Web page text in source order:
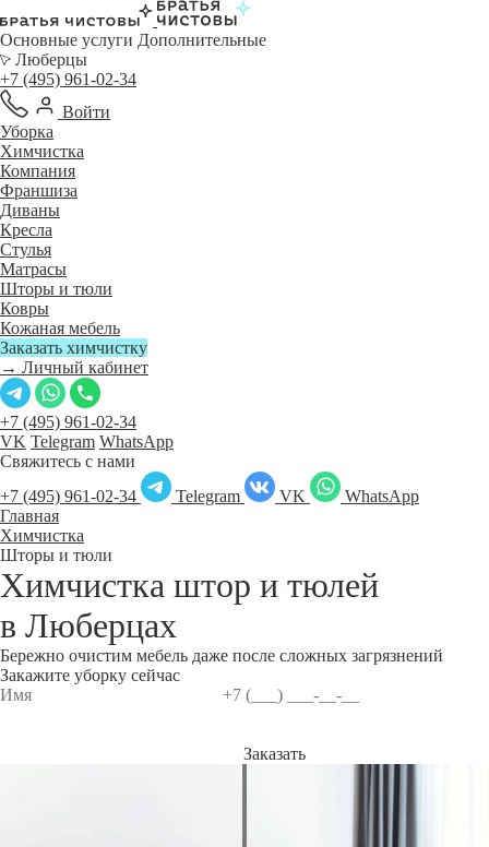
Основные услуги Дополнительные
Люберцы
+7 (495) 961-02-34
Войти
Уборка
Химчистка
Компания
Франшиза
Диваны
Кресла
Стулья
Матрасы
Шторы и тюли
Ковры
Кожаная мебель
Заказать химчистку
→ Личный кабинет
+7 (495) 961-02-34
VK Telegram WhatsApp
Свяжитесь с нами
+7 (495) 961-02-34
Telegram VK
WhatsApp
Главная
Химчистка
Шторы и тюли
Химчистка штор и тюлей
в Люберцах
Бережно очистим мебель даже после сложных загрязнений
Закажите уборку сейчас
Заказать